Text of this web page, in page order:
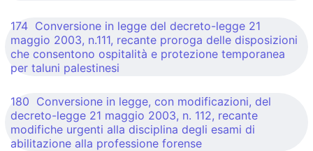
174 Conversione in legge del decreto-legge 21
maggio 2003, n.111, recante proroga delle disposizioni
che consentono ospitalità e protezione temporanea
per taluni palestinesi
180 Conversione in legge, con modificazioni, del
decreto-legge 21 maggio 2003, n. 112, recante
modifiche urgenti alla disciplina degli esami di
abilitazione alla professione forense